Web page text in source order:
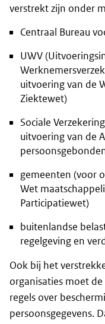
verstrekt zijn onder
Centraal Bureau
UWV
uitvoering van de
Ziektewet)
Sociale
uitvoering van de
gemeenten (voor
Wet
Participatiewet)
buitenlandse
regelgeving en
Ook bij het
organisaties moet
regels over
persoonsgegevens.